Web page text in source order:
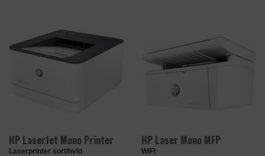
HP LaserJet Mono Printer
Laserprinter sort/hvid
HP Laser Mono MFP
WIFI